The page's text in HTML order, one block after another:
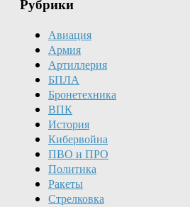
Рубрики
Авиация
Армия
Артиллерия
БПЛА
Бронетехника
ВПК
История
Кибервойна
ПВО и ПРО
Политика
Ракеты
Стрелковка